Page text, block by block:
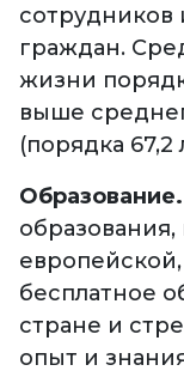
сотрудников
граждан.
жизни
выше
(порядка 67,2
Образование.
бесплатное
стране и
опыт и